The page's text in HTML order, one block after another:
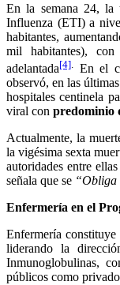
En la semana 24, la
Influenza (ETI) a
habitantes,
mil habitantes),
adelantada[4]
En el
observó, en las
hospitales centinela
viral con predominio
Actualmente, la
la vigésima sexta
autoridades entre
señala que se “Obliga
Enfermería en el
Enfermería
liderando la
Inmunoglobulinas,
públicos como